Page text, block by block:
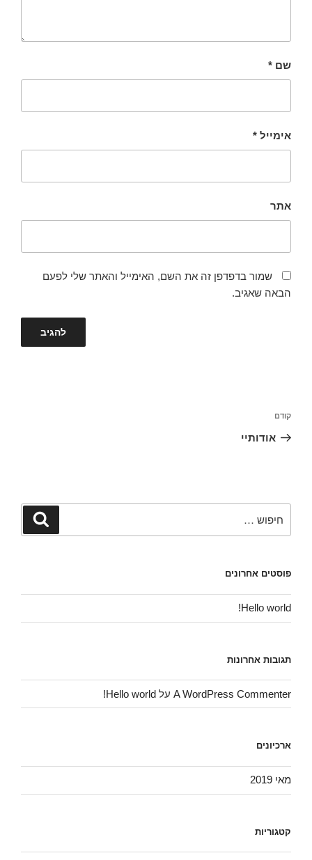
שם *
אימייל *
אתר
שמור בדפדפן זה את השם, האימייל והאתר שלי לפעם
הבאה שאגיב.
קודם
אודותיי
פוסטים אחרונים
Hello world!
תגובות אחרונות
A WordPress Commenter על Hello world!
ארכיונים
מאי 2019
קטגוריות